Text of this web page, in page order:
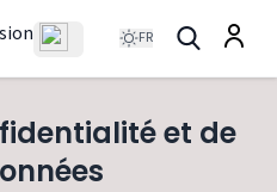
FR
et de